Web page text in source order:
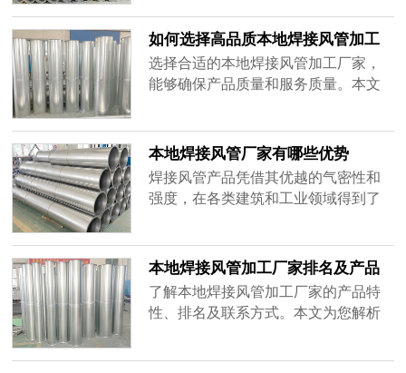
结构密封性提出了更高要求。
如何选择高品质本地焊接风管加工
厂家直销？
选择合适的本地焊接风管加工厂家，
能够确保产品质量和服务质量。本文
厂家的关键因素。
本地焊接风管厂家有哪些优势
焊接风管产品凭借其优越的气密性和
强度，在各类建筑和工业领域得到了
品特性。
本地焊接风管加工厂家排名及产品
特性详解
了解本地焊接风管加工厂家的产品特
性、排名及联系方式。本文为您解析